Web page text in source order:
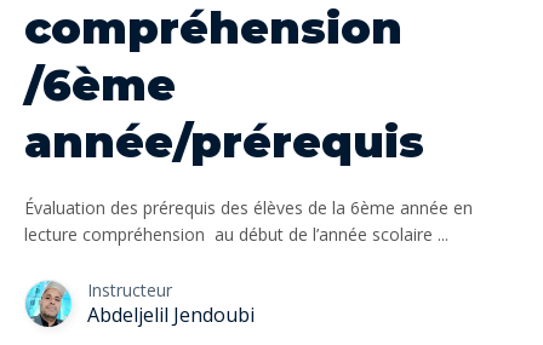
compréhension
/6ème
année/prérequis
Évaluation des prérequis des élèves de la 6ème année en
lecture compréhension au début de l’année scolaire ...
Instructeur
Abdeljelil Jendoubi